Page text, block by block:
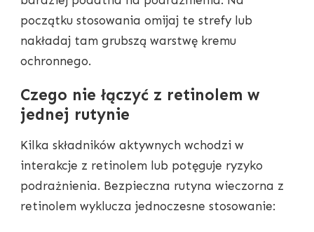
początku stosowania omijaj te strefy lub
nakładaj tam grubszą warstwę kremu
ochronnego.
Czego nie łączyć z retinolem w
jednej rutynie
Kilka składników aktywnych wchodzi w
interakcje z retinolem lub potęguje ryzyko
podrażnienia. Bezpieczna rutyna wieczorna z
retinolem wyklucza jednoczesne stosowanie: